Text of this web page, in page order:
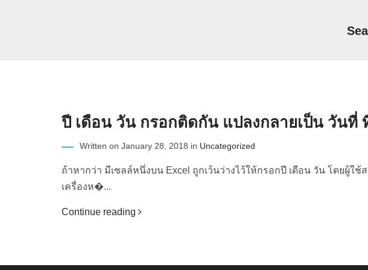
ปี เดือน วัน กรอกติดกัน แปลงกลายเป็น วันที่
Written on January 28, 2018 in Uncategorized
ถ้าหากว่า มีเซลล์หนึ่งบน Excel ถูกเว้นว่างไว้ให้กรอกปี เดือน วัน โดยผู้ใช้
เครื่องห�...
Continue reading